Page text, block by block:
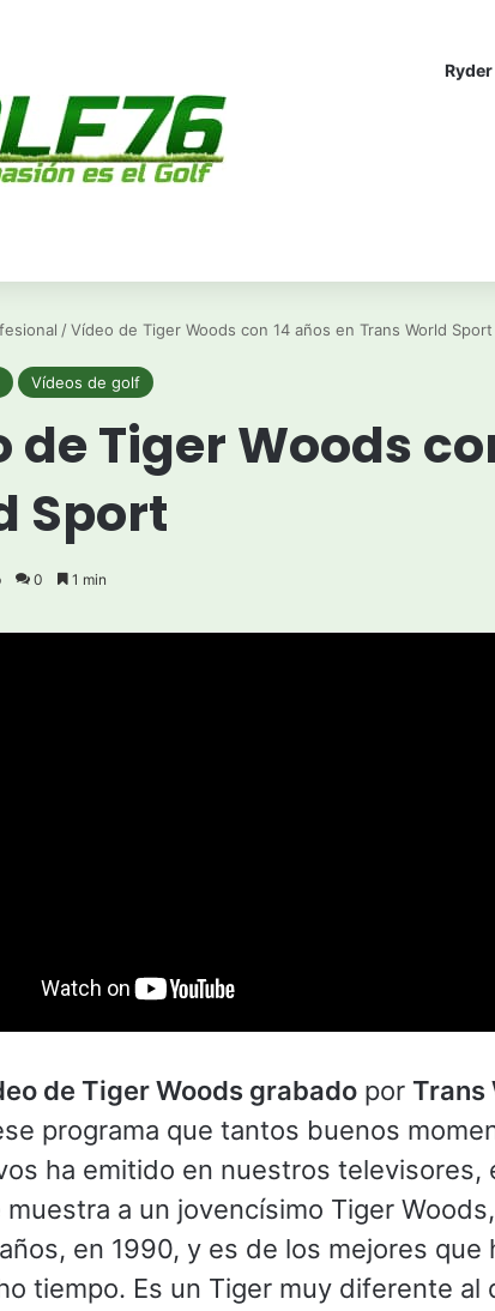
/Vídeo de Tiger Woods con 14 años en Trans World Sport
Vídeos de golf
de Tiger Woods
Sport
0 1 min
de Tiger Woods grabado por Trans
programa que tantos buenos
ha emitido en nuestros televisores,
muestra a un jovencísimo Tiger
en 1990, y es de los mejores que
tiempo. Es un Tiger muy diferente al